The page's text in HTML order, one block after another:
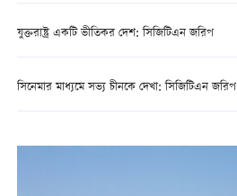
যুক্তরাষ্ট্র একটি ভীতিকর দেশ: সিজিটিএন জরিপ
সিনেমার মাধ্যমে সভ্য চীনকে দেখা: সিজিটিএন জরিপ